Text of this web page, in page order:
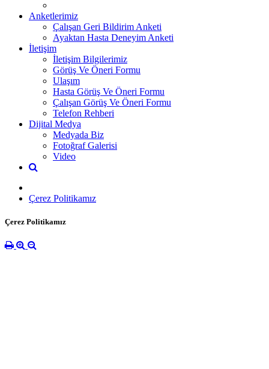
Anketlerimiz
Çalışan Geri Bildirim Anketi
Ayaktan Hasta Deneyim Anketi
İletişim
İletişim Bilgilerimiz
Görüş Ve Öneri Formu
Ulaşım
Hasta Görüş Ve Öneri Formu
Çalışan Görüş Ve Öneri Formu
Telefon Rehberi
Dijital Medya
Medyada Biz
Fotoğraf Galerisi
Video
Çerez Politikamız
Çerez Politikamız